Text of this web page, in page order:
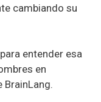
cambiando su
entender esa
en